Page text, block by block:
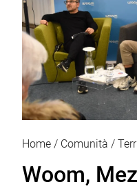
Home Comunità
Woom,